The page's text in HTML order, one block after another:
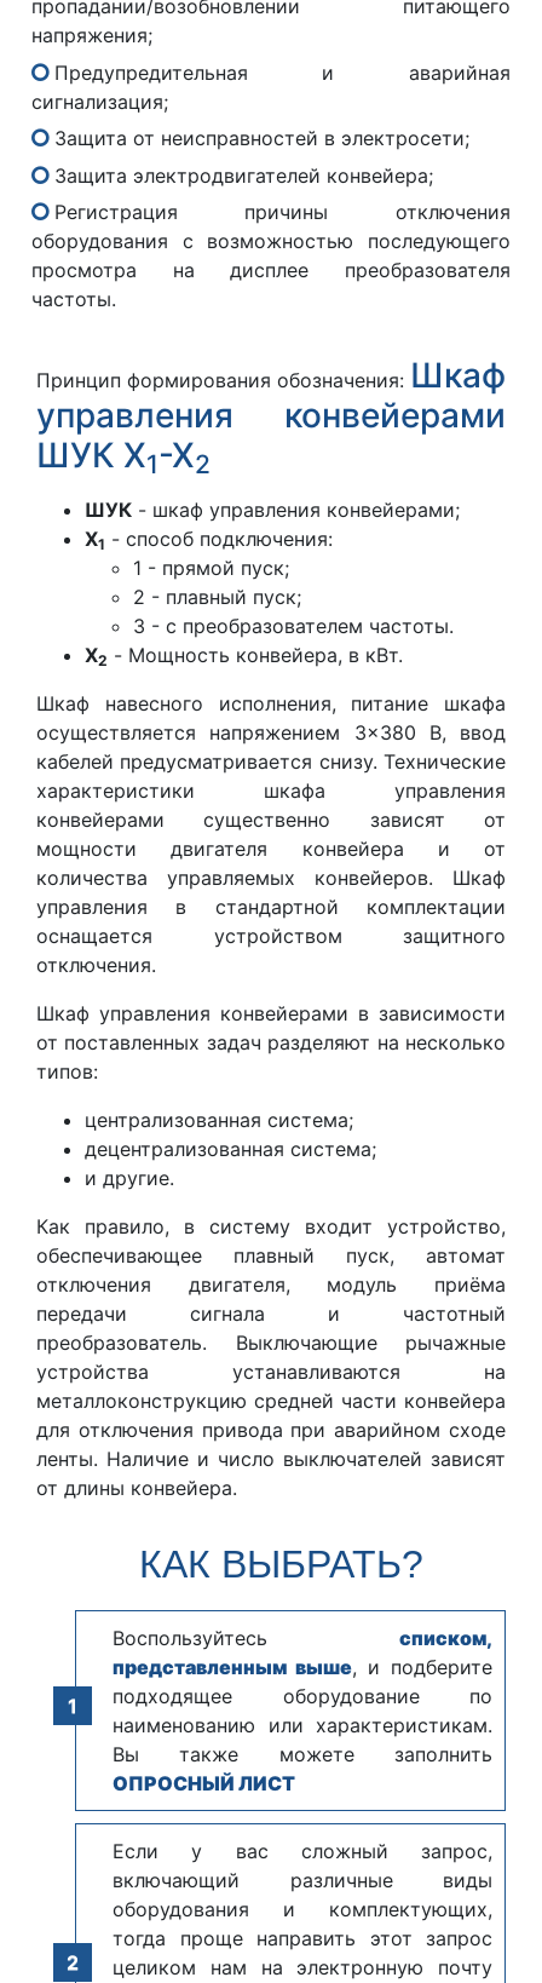
пропадании/возобновлении питающего
напряжения;
Предупредительная и аварийная
сигнализация;
Защита от неисправностей в электросети;
Защита электродвигателей конвейера;
Регистрация причины отключения
оборудования с возможностью последующего
просмотра на дисплее преобразователя
частоты.
Принцип формирования обозначения: Шкаф
управления конвейерами
ШУК X1-X2
ШУК - шкаф управления конвейерами;
X1 - способ подключения:
1 - прямой пуск;
2 - плавный пуск;
3 - с преобразователем частоты.
X2 - Мощность конвейера, в кВт.
Шкаф навесного исполнения, питание шкафа
осуществляется напряжением 3×380 В, ввод
кабелей предусматривается снизу. Технические
характеристики шкафа управления
конвейерами существенно зависят от
мощности двигателя конвейера и от
количества управляемых конвейеров. Шкаф
управления в стандартной комплектации
оснащается устройством защитного
отключения.
Шкаф управления конвейерами в зависимости
от поставленных задач разделяют на несколько
типов:
централизованная система;
децентрализованная система;
и другие.
Как правило, в систему входит устройство,
обеспечивающее плавный пуск, автомат
отключения двигателя, модуль приёма
передачи сигнала и частотный
преобразователь. Выключающие рычажные
устройства устанавливаются на
металлоконструкцию средней части конвейера
для отключения привода при аварийном сходе
ленты. Наличие и число выключателей зависят
от длины конвейера.
КАК ВЫБРАТЬ?
Воспользуйтесь списком,
представленным выше, и подберите
подходящее оборудование по
наименованию или характеристикам.
Вы также можете заполнить
ОПРОСНЫЙ ЛИСТ
Если у вас сложный запрос,
включающий различные виды
оборудования и комплектующих,
тогда проще направить этот запрос
целиком нам на электронную почту